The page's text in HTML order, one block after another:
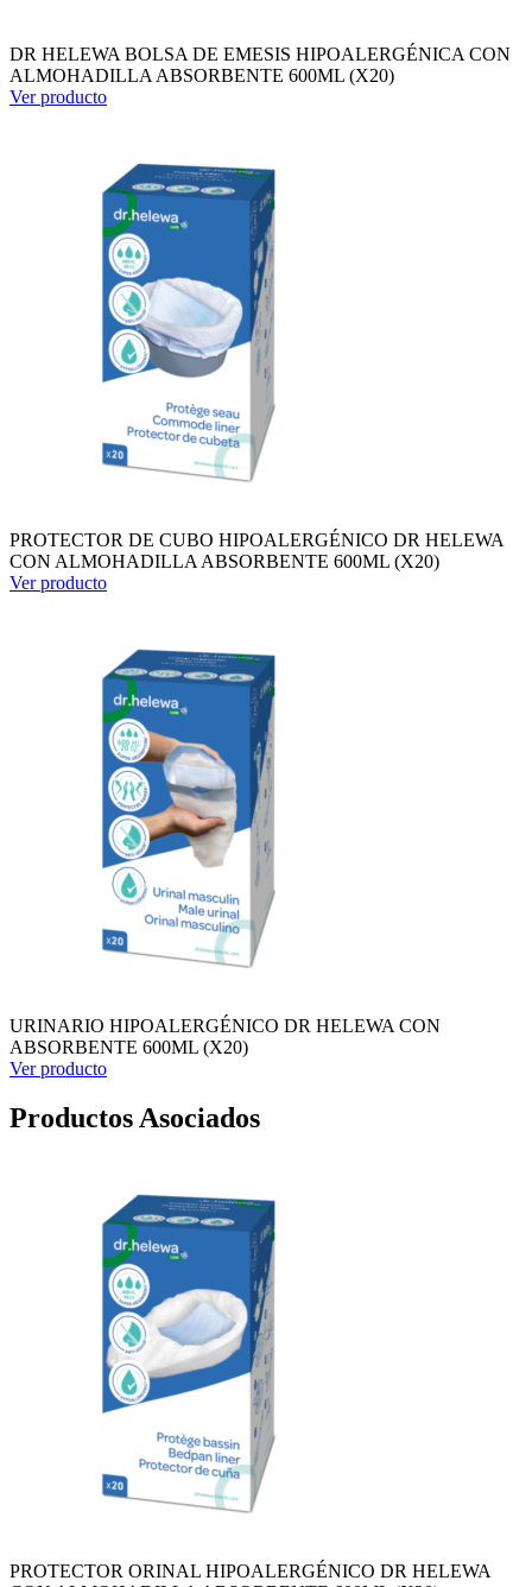
DR HELEWA BOLSA DE EMESIS HIPOALERGÉNICA CON
ALMOHADILLA ABSORBENTE 600ML (X20)
Ver producto
PROTECTOR DE CUBO HIPOALERGÉNICO DR HELEWA
CON ALMOHADILLA ABSORBENTE 600ML (X20)
Ver producto
URINARIO HIPOALERGÉNICO DR HELEWA CON
ABSORBENTE 600ML (X20)
Ver producto
Productos Asociados
PROTECTOR ORINAL HIPOALERGÉNICO DR HELEWA